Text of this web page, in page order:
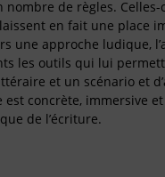
nombre de règles.
en fait une place
une approche ludique,
les outils qui lui
et un scénario et
est concrète, immersive
de l’écriture.